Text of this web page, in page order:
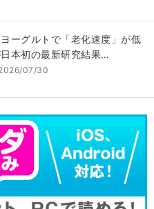
ーグルトで「老化速度」が低
本初の最新研究結果…
07/30